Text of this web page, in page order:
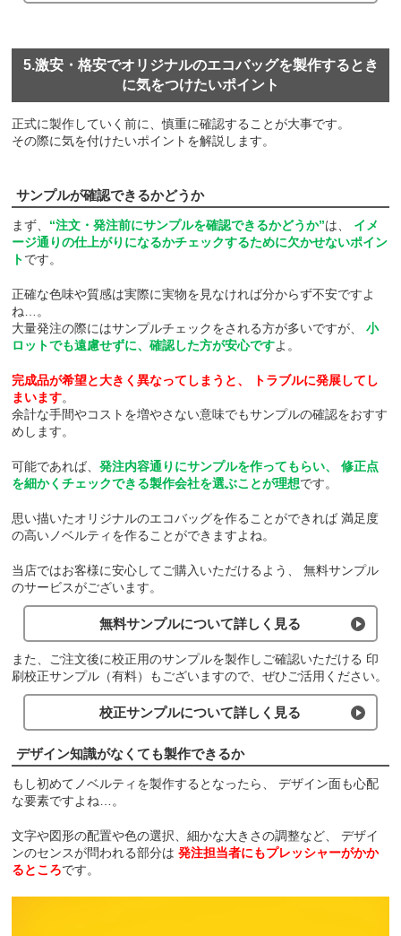
5.激安・格安でオリジナルのエコバッグを製作するとき
に気をつけたいポイント
正式に製作していく前に、慎重に確認することが大事です。
その際に気を付けたいポイントを解説します。
サンプルが確認できるかどうか
まず、 “注文・発注前にサンプルを確認できるかどうか”は、
イメ
ージ通りの仕上がりになるかチェックするために欠かせないポイン
トです。
正確な色味や質感は実際に実物を見なければ分からず不安ですよ
ね…。
大量発注の際にはサンプルチェックをされる方が多いですが、
小
ロットでも遠慮せずに、確認した方が安心ですよ。
完成品が希望と大きく異なってしまうと、
トラブルに発展してし
まいます。
余計な手間やコストを増やさない意味でもサンプルの確認をおすす
めします。
可能であれば、発注内容通りにサンプルを作ってもらい、
修正点
を細かくチェックできる製作会社を選ぶことが理想です。
思い描いたオリジナルのエコバッグを作ることができれば 満足度
の高いノベルティを作ることができますよね。
当店ではお客様に安心してご購入いただけるよう、
無料サンプル
のサービスがございます。
無料サンプルについて詳しく見る
また、ご注文後に校正用のサンプルを製作しご確認いただける 印
刷校正サンプル（有料）もございますので、ぜひご活用ください。
校正サンプルについて詳しく見る
デザイン知識がなくても製作できるか
もし初めてノベルティを製作するとなったら、
デザイン面も心配
な要素ですよね…。
文字や図形の配置や色の選択、細かな大きさの調整など、
デザイ
ンのセンスが問われる部分は 発注担当者にもプレッシャーがかか
るところです。